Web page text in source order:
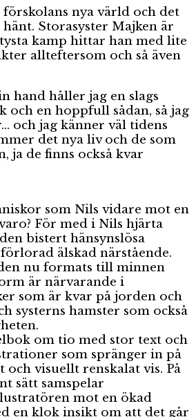
nya värld och det
Storasyster Majken är
kamp hittar han med lite
allteftersom och så även
hand håller jag en slags
och en hoppfull sådan, så jag
och jag känner väl tidens
det nya liv och de som
ja de finns också kvar
som Nils vidare mot en
För med i Nils hjärta
bistert hänsynslösa
älskad närstående.
nu formats till minnen
är närvarande i
som är kvar på jorden och
systerns hamster som också
om tio med stor text och
som spränger in på
visuellt renskalat vis. På
sätt samspelar
mot en ökad
en klok insikt om att det går